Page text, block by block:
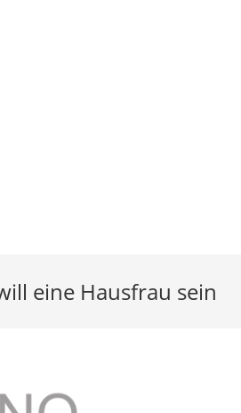
eine Hausfrau sein